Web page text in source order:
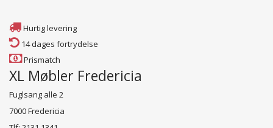
Hurtig levering
14 dages fortrydelse
Prismatch
XL Møbler Fredericia
Fuglsang alle 2
7000 Fredericia